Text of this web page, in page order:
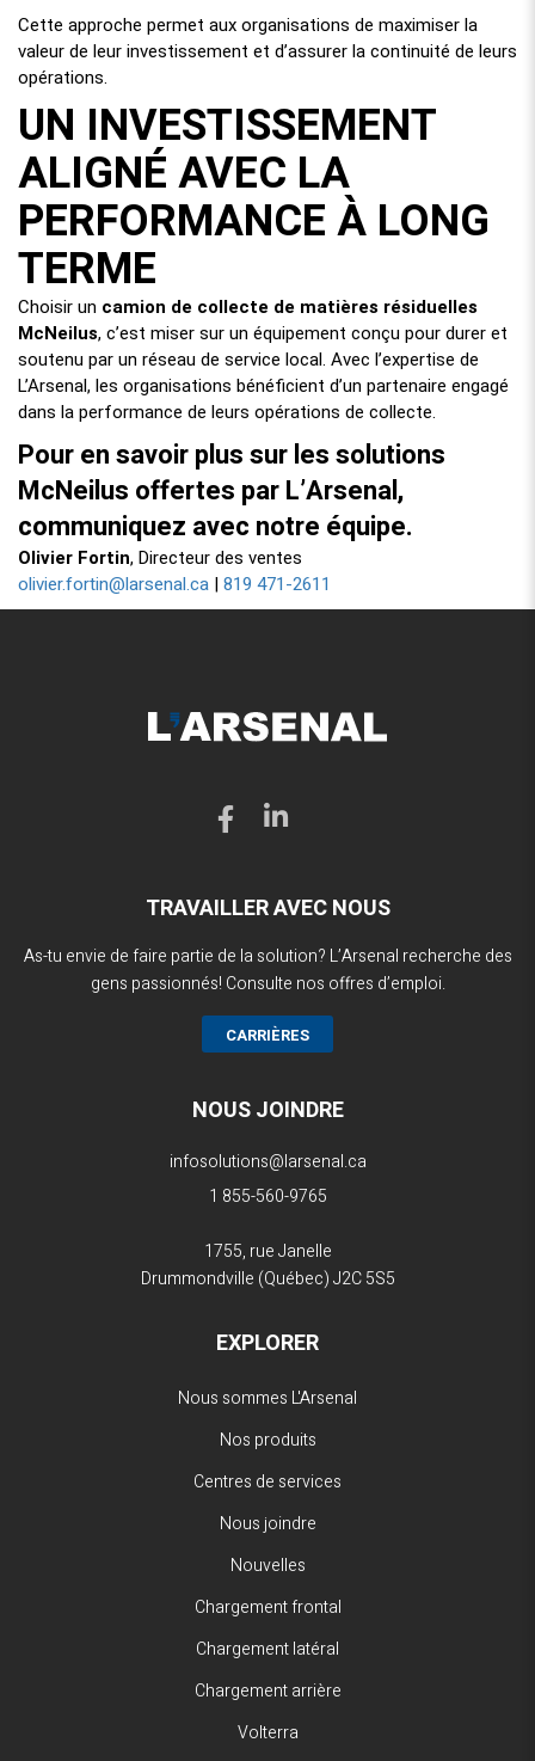
Cette approche permet aux organisations de maximiser la
valeur de leur investissement et d’assurer la continuité de leurs
opérations.
UN INVESTISSEMENT
ALIGNÉ AVEC LA
PERFORMANCE À LONG
TERME
Choisir un camion de collecte de matières résiduelles
McNeilus, c’est miser sur un équipement conçu pour durer et
soutenu par un réseau de service local. Avec l’expertise de
L’Arsenal, les organisations bénéficient d’un partenaire engagé
dans la performance de leurs opérations de collecte.
Pour en savoir plus sur les solutions
McNeilus offertes par L’Arsenal,
communiquez avec notre équipe.
Olivier Fortin, Directeur des ventes
olivier.fortin@larsenal.ca | 819 471-2611
TRAVAILLER AVEC NOUS
As-tu envie de faire partie de la solution? L’Arsenal recherche des
gens passionnés! Consulte nos offres d’emploi.
CARRIÈRES
NOUS JOINDRE
infosolutions@larsenal.ca
1 855-560-9765
1755, rue Janelle
Drummondville (Québec)J2C 5S5
EXPLORER
Nous sommes L'Arsenal
Nos produits
Centres de services
Nous joindre
Nouvelles
Chargement frontal
Chargement latéral
Chargement arrière
Volterra